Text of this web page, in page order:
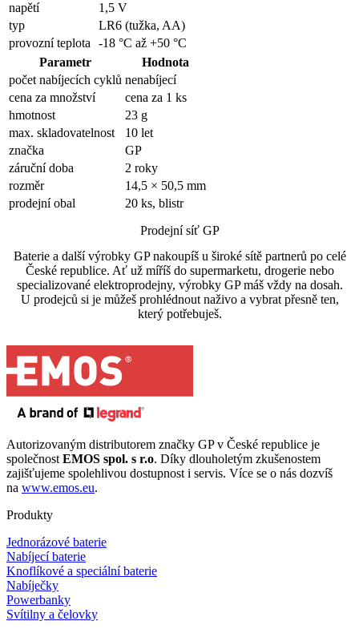
napětí
1,5 V
typ
LR6 (tužka, AA)
provozní teplota
-18 °C až +50 °C
Parametr
Hodnota
počet nabíjecích cyklů nenabíjecí
cena za množství
cena za 1 ks
hmotnost
23 g
max. skladovatelnost
10 let
značka
GP
záruční doba
2 roky
rozměr
14,5 × 50,5 mm
prodejní obal
20 ks, blistr
Prodejní síť GP
Baterie a další výrobky GP nakoupíš u široké sítě partnerů po celé
České republice. Ať už míříš do supermarketu, drogerie nebo
specializované elektroprodejny, výrobky GP máš vždy na dosah.
U prodejců si je můžeš prohlédnout naživo a vybrat přesně ten,
který potřebuješ.
Autorizovaným distributorem značky GP v České republice je
společnost EMOS spol. s r.o. Díky dlouholetým zkušenostem
zajišťujeme spolehlivou dostupnost i servis. Více se o nás dozvíš
na www.emos.eu.
Produkty
Jednorázové baterie
Nabíjecí baterie
Knoflíkové a speciální baterie
Nabíječky
Powerbanky
Svítilny a čelovky